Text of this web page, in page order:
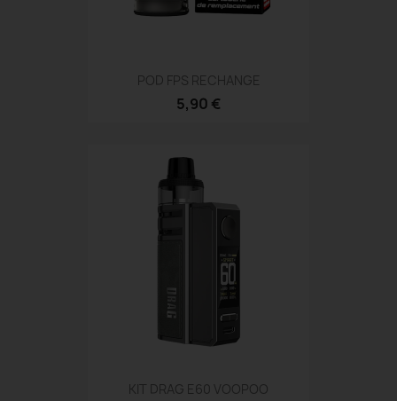
POD FPS RECHANGE
5,90 €
KIT DRAG E60 VOOPOO